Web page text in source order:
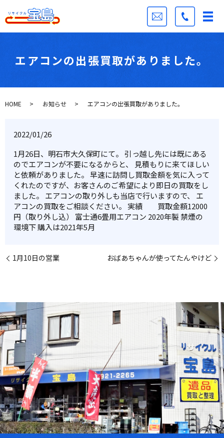
エアコンの出張買取がありました。
HOME お知らせ エアコンの出張買取がありました。
2022/01/26
1月26日、明石市大久保町にて。 引っ越し先には既にある
のでエアコンが不要になるからと、 見積もりに来てほしい
と依頼がありました。 早速に訪問し買取金額を気に入って
くれたのですが、お客さんのご希望により即日の買取をし
ました。 エアコンの取り外しも当店で行いますので、 エ
アコンの買取をご相談ください。 実績 買取金額12000
円（取り外し込） 富士通6畳用エアコン 2020年製 禁煙の
環境下 購入は2021年5月
1月10日の営業 おばあちゃんが使ってたんやけど